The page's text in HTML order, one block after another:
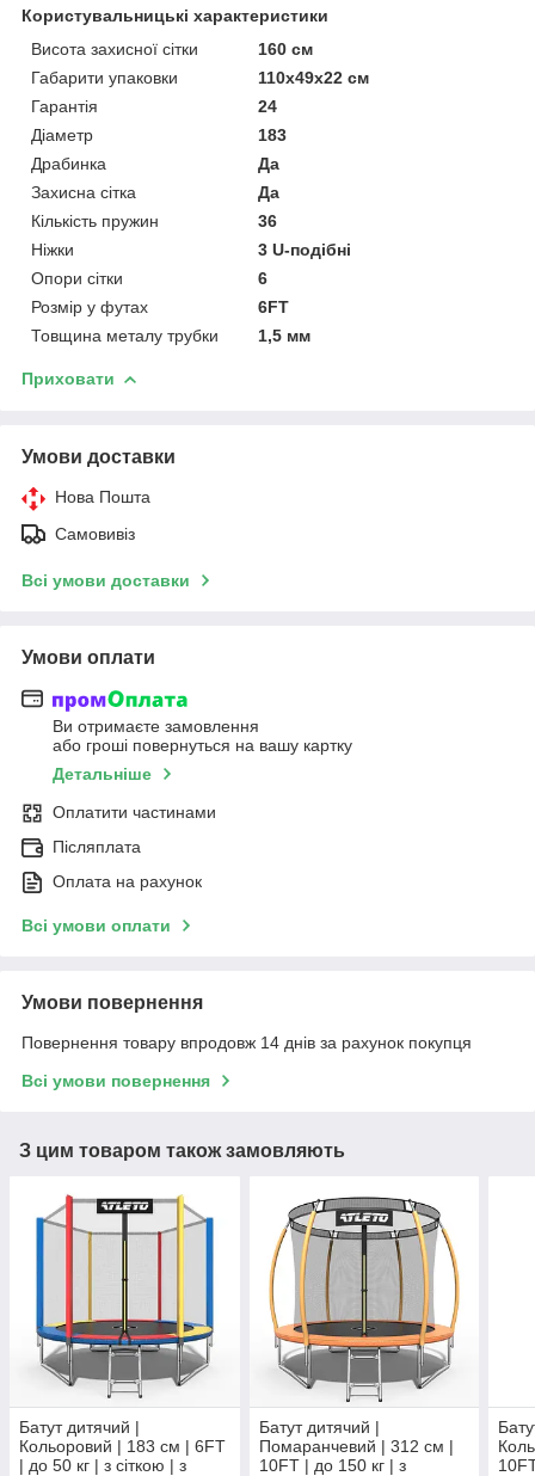
Користувальницькі характеристики
Висота захисної сітки
160 см
Габарити упаковки
110х49х22 см
Гарантія
24
Діаметр
183
Драбинка
Да
Захисна сітка
Да
Кількість пружин
36
Ніжки
3 U-подібні
Опори сітки
6
Розмір у футах
6FT
Товщина металу трубки
1,5 мм
Приховати
Умови доставки
Нова Пошта
Самовивіз
Всі умови доставки
Умови оплати
Ви отримаєте замовлення
або гроші повернуться на вашу картку
Детальніше
Оплатити частинами
Післяплата
Оплата на рахунок
Всі умови оплати
Умови повернення
Повернення товару впродовж 14 днів за рахунок покупця
Всі умови повернення
З цим товаром також замовляють
Батут дитячий |
Кольоровий | 183 см | 6FT
| до 50 кг | з сіткою | з
Батут дитячий |
Помаранчевий | 312 см |
10FT | до 150 кг | з